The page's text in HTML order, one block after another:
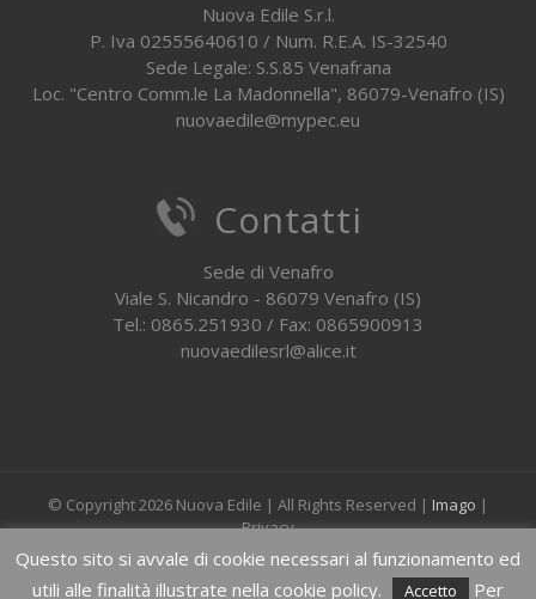
Nuova Edile S.r.l.
P. Iva 02555640610 / Num. R.E.A. IS-32540
Sede Legale: S.S.85 Venafrana
Loc. "Centro Comm.le La Madonnella", 86079-Venafro (IS)
nuovaedile@mypec.eu
Contatti
Sede di Venafro
Viale S. Nicandro - 86079 Venafro (IS)
Tel.: 0865.251930 / Fax: 0865900913
nuovaedilesrl@alice.it
© Copyright2026 Nuova Edile | All Rights Reserved | Imago |
Privacy
FacebookInstagram
Email
Questo sito si avvale di cookie necessari al funzionamento ed
utili alle finalità illustrate nella cookie policy.
Accetto Per